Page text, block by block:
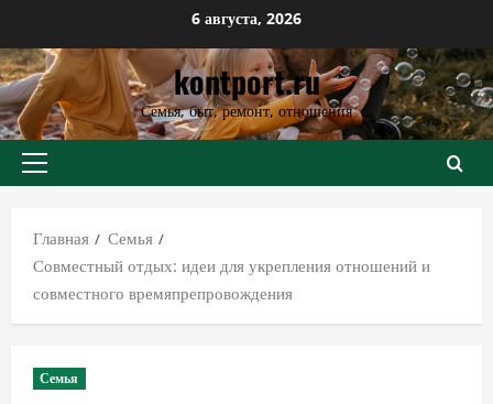
к
содержимому
6 августа, 2026
kontport.ru
Семья, быт, ремонт, отношения
Основное
Главная
Семья
Совместный отдых: идеи для укрепления отношений и
совместного времяпрепровождения
Семья